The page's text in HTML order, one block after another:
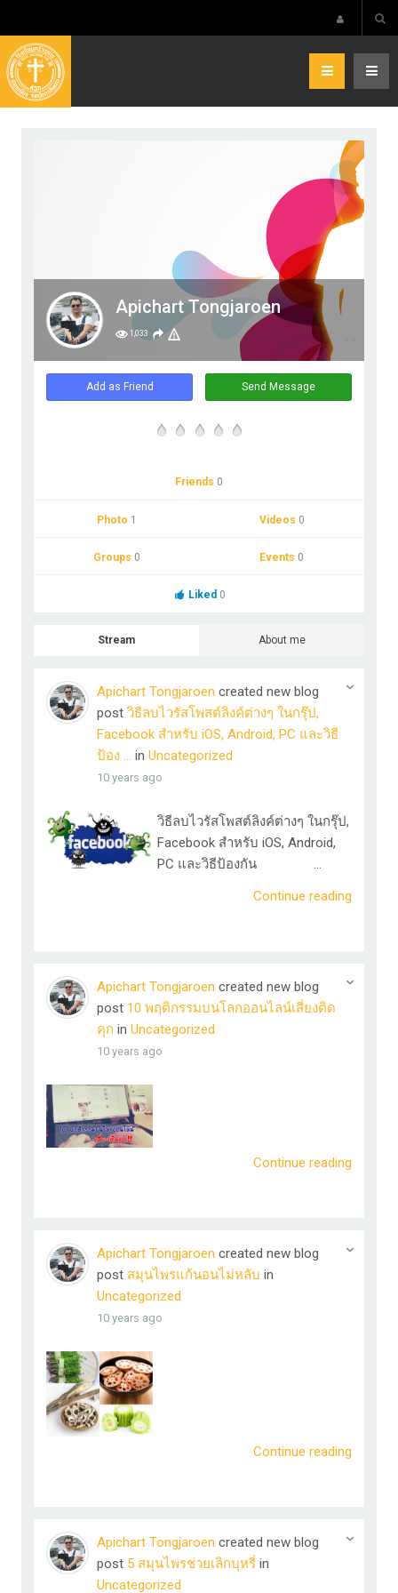
Apichart Tongjaroen
1,033
Add as Friend Send Message
Friends 0
Photo 1 Videos 0
Groups 0 Events 0
Liked 0
Stream About me
Apichart Tongjaroen created new blog
post วิธีลบไวรัสโพสต์ลิงค์ต่างๆ ในกรุ๊ป,
Facebook สำหรับ iOS, Android, PC และวิธี
ป้อง ... in Uncategorized
10 years ago
​วิธีลบไวรัสโพสต์ลิงค์ต่างๆ ในกรุ๊ป,
Facebook สำหรับ iOS, Android,
PC และวิธีป้องกัน ...
Continue reading
Apichart Tongjaroen created new blog
post 10 พฤติกรรมบนโลกออนไลน์เสี่ยงติด
คุก in Uncategorized
10 years ago
Continue reading
Apichart Tongjaroen created new blog
post สมุนไพรแก้นอนไม่หลับ in
Uncategorized
10 years ago
Continue reading
Apichart Tongjaroen created new blog
post 5 สมุนไพรช่วยเลิกบุหรี่in
Uncategorized